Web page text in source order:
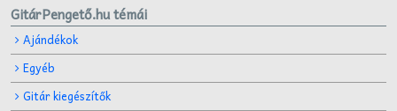
GitárPengető.hu témái
Ajándékok
Egyéb
Gitár kiegészítők